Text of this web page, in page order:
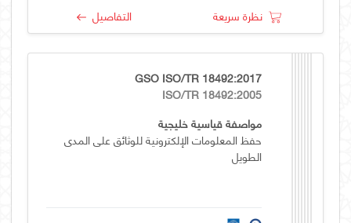
نظرة سريعة التفاصيل
GSO ISO/TR 18492:2017
ISO/TR 18492:2005
مواصفة قياسية خليجية
حفظ المعلومات الإلكترونية للوثائق على المدى
الطويل